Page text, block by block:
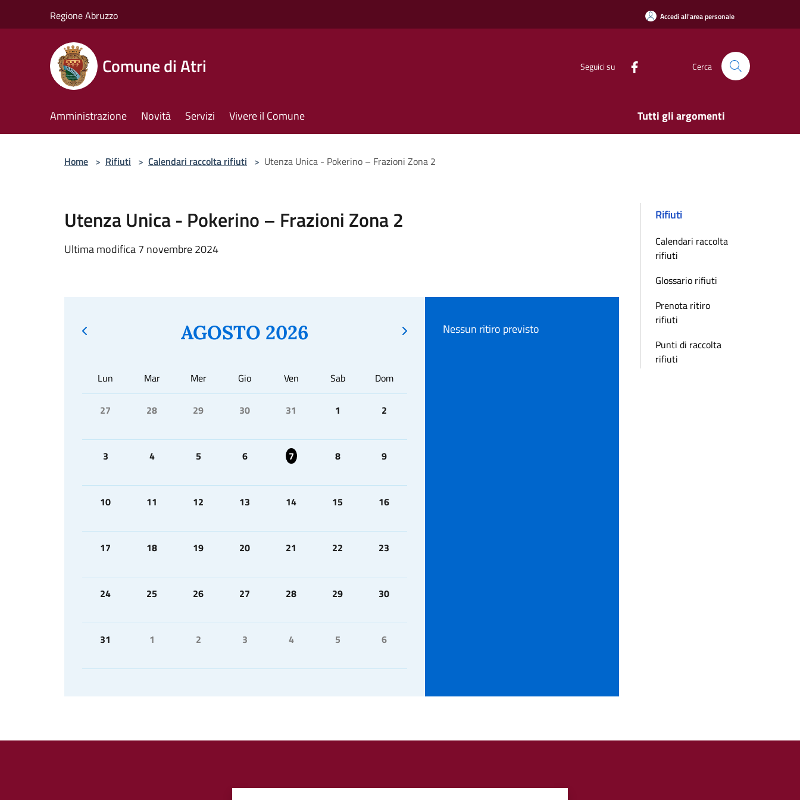
Regione Abruzzo Accedi all'area personale
Comune di Atri Seguici su Cerca
Amministrazione Novità Servizi Vivere il Comune Tutti gli argomenti
Home > Rifiuti > Calendari raccolta rifiuti > Utenza Unica - Pokerino – Frazioni Zona 2
Utenza Unica - Pokerino – Frazioni Zona 2
Ultima modifica 7 novembre 2024
AGOSTO 2026
Lun Mar Mer Gio Ven Sab Dom
27 28 29 30 31 1 2
3 4 5 6 7 8 9
10 11 12 13 14 15 16
17 18 19 20 21 22 23
24 25 26 27 28 29 30
31 1 2 3 4 5 6
Nessun ritiro previsto
Rifiuti
Calendari raccolta
rifiuti
Glossario rifiuti
Prenota ritiro
rifiuti
Punti di raccolta
rifiuti